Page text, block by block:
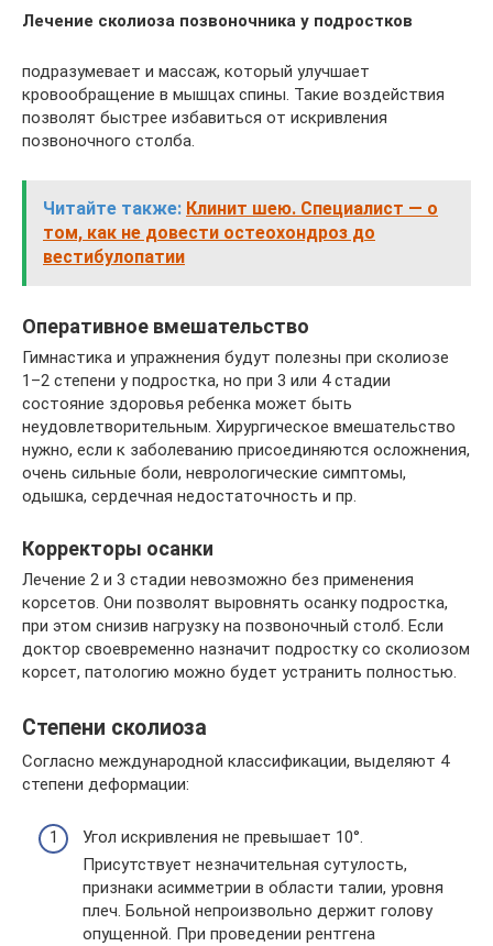
Лечение сколиоза позвоночника у подростков
подразумевает и массаж, который улучшает
кровообращение в мышцах спины. Такие воздействия
позволят быстрее избавиться от искривления
позвоночного столба.
Читайте также: Клинит шею. Специалист — о
том, как не довести остеохондроз до
вестибулопатии
Оперативное вмешательство
Гимнастика и упражнения будут полезны при сколиозе
1–2 степени у подростка, но при 3 или 4 стадии
состояние здоровья ребенка может быть
неудовлетворительным. Хирургическое вмешательство
нужно, если к заболеванию присоединяются осложнения,
очень сильные боли, неврологические симптомы,
одышка, сердечная недостаточность и пр.
Корректоры осанки
Лечение 2 и 3 стадии невозможно без применения
корсетов. Они позволят выровнять осанку подростка,
при этом снизив нагрузку на позвоночный столб. Если
доктор своевременно назначит подростку со сколиозом
корсет, патологию можно будет устранить полностью.
Степени сколиоза
Согласно международной классификации, выделяют 4
степени деформации:
Угол искривления не превышает 10°.
Присутствует незначительная сутулость,
признаки асимметрии в области талии, уровня
плеч. Больной непроизвольно держит голову
опущенной. При проведении рентгена